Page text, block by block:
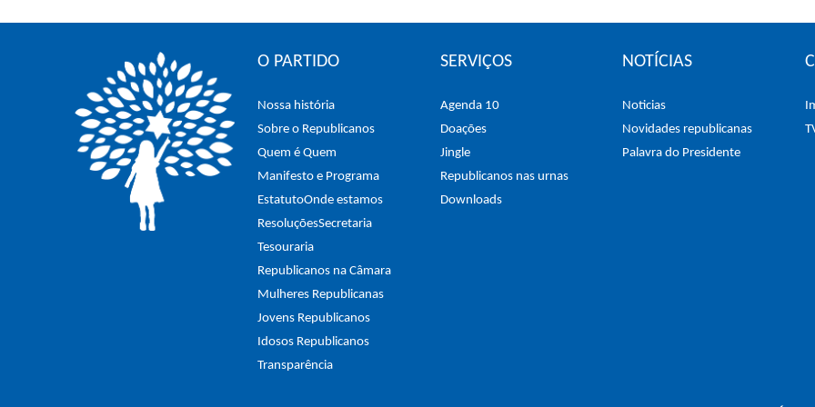
O PARTIDO
Nossa história
Sobre o Republicanos
Quem é Quem
Manifesto e Programa
EstatutoOnde estamos
ResoluçõesSecretaria
Tesouraria
Republicanos na Câmara
Mulheres Republicanas
Jovens Republicanos
Idosos Republicanos
Transparência
SERVIÇOS
Agenda 10
Doações
Jingle
Republicanos nas urnas
Downloads
NOTÍCIAS
Noticias
Novidades republicanas
Palavra do Presidente